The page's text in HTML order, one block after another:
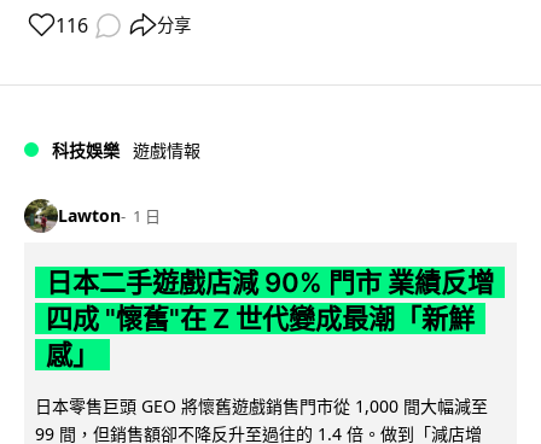
116 分享
科技娛樂 遊戲情報
Lawton 1 日
日本二手遊戲店減 90% 門市 業績反增
四成 "懷舊"在 Z 世代變成最潮「新鮮
感」
日本零售巨頭 GEO 將懷舊遊戲銷售門市從 1,000 間大幅減至
99 間，但銷售額卻不降反升至過往的 1.4 倍。做到「減店增